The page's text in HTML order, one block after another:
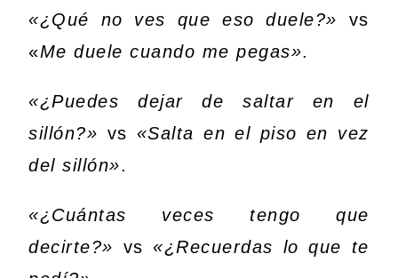
«¿Qué no ves que eso duele?» vs
«Me duele cuando me pegas».
«¿Puedes dejar de saltar en el
sillón?» vs «Salta en el piso en vez
del sillón».
«¿Cuántas veces tengo que
decirte?» vs «¿Recuerdas lo que te